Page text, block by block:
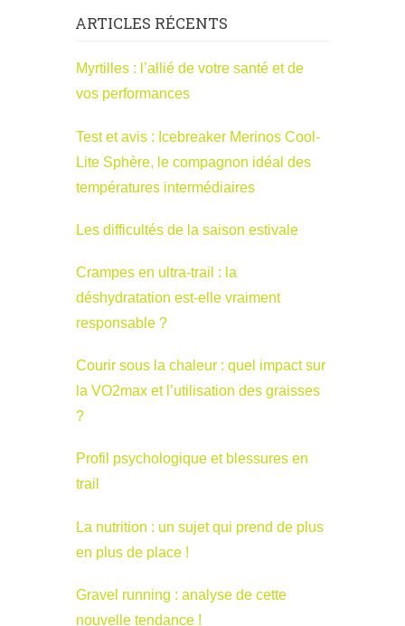
ARTICLES RÉCENTS
Myrtilles : l’allié de votre santé et de
vos performances
Test et avis : Icebreaker Merinos Cool-
Lite Sphère, le compagnon idéal des
températures intermédiaires
Les difficultés de la saison estivale
Crampes en ultra-trail : la
déshydratation est-elle vraiment
responsable ?
Courir sous la chaleur : quel impact sur
la VO2max et l’utilisation des graisses
?
Profil psychologique et blessures en
trail
La nutrition : un sujet qui prend de plus
en plus de place !
Gravel running : analyse de cette
nouvelle tendance !